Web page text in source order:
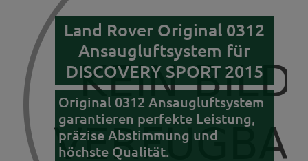
Land Rover Original 0312
Ansaugluftsystem für
DISCOVERY SPORT 2015
Original 0312 Ansaugluftsystem
garantieren perfekte Leistung,
präzise Abstimmung und
höchste Qualität.